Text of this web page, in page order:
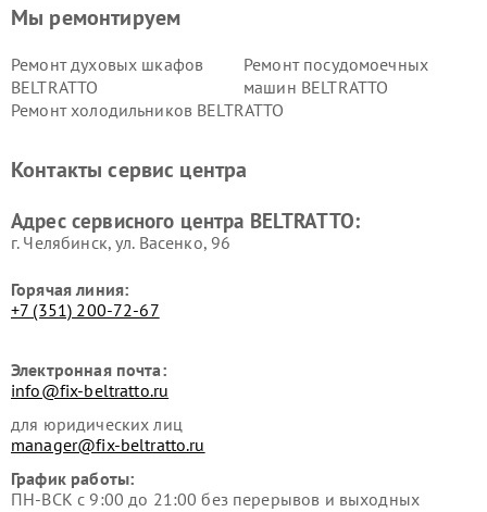
Мы ремонтируем
Ремонт духовых шкафов
BELTRATTO
Ремонт посудомоечных
машин BELTRATTO
Ремонт холодильников BELTRATTO
Контакты сервис центра
Адрес сервисного центра BELTRATTO:
г. Челябинск, ул. Васенко, 96
Горячая линия:
+7 (351) 200-72-67
Электронная почта:
info@fix-beltratto.ru
для юридических лиц
manager@fix-beltratto.ru
График работы:
ПН-ВСК с 9:00 до 21:00 без перерывов и выходных